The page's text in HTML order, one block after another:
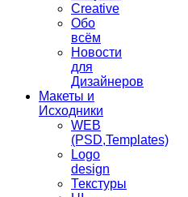
Creative
Обо
всём
Новости
для
Дизайнеров
Макеты и
Исходники
WEB
(PSD,Templates)
Logo
design
Текстуры